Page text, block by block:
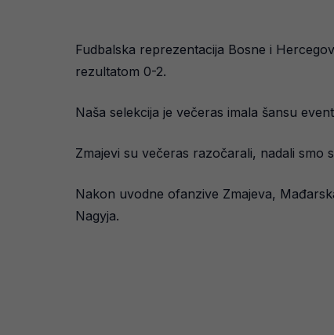
Fudbalska reprezentacija Bosne i
rezultatom 0-2.
Naša selekcija je večeras imala šansu
Zmajevi su večeras razočarali, nadali smo
Nakon uvodne ofanzive Zmajeva,
Nagyja.